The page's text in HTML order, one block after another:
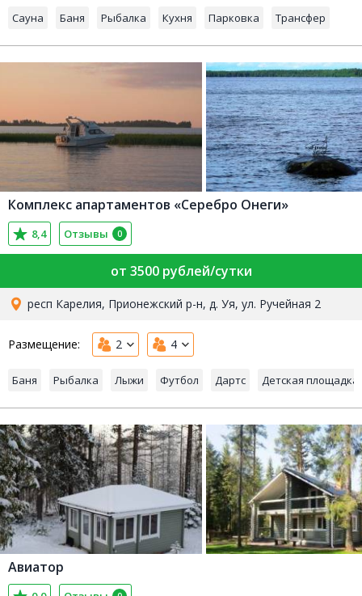
Сауна Баня Рыбалка Кухня Парковка Трансфер
Комплекс апартаментов «Серебро Онеги»
8,4 Отзывы 0
от 3500 рублей/сутки
респ Карелия, Прионежский р-н, д. Уя, ул. Ручейная 2
Размещение: 2 4
Баня Рыбалка Лыжи Футбол Дартс Детская площадка
Авиатор